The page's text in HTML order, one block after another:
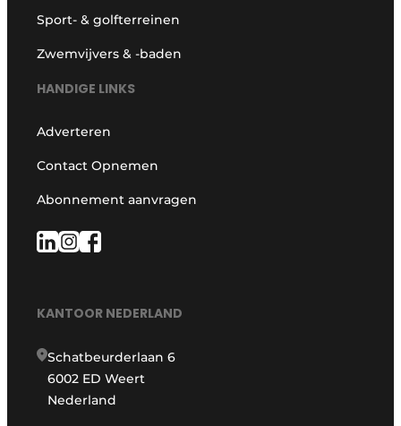
Sport- & golfterreinen
Zwemvijvers & -baden
HANDIGE LINKS
Adverteren
Contact Opnemen
Abonnement aanvragen
KANTOOR NEDERLAND
Schatbeurderlaan 6
6002 ED Weert
Nederland